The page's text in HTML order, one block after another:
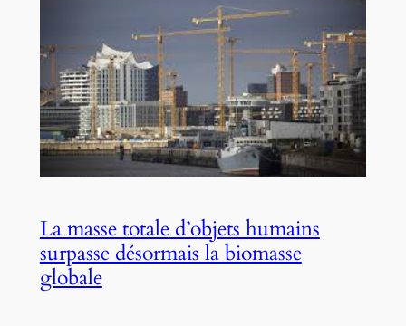
La masse totale d’objets humains
surpasse désormais la biomasse
globale